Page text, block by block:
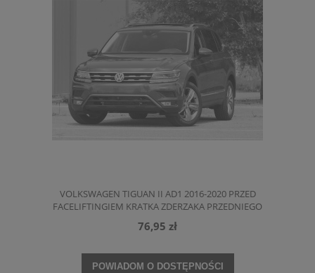
VOLKSWAGEN TIGUAN II AD1 2016-2020 PRZED
FACELIFTINGIEM KRATKA ZDERZAKA PRZEDNIEGO
ŚRODKOWA Z PDC 5NN853677E
76,95 zł
POWIADOM O DOSTĘPNOŚCI